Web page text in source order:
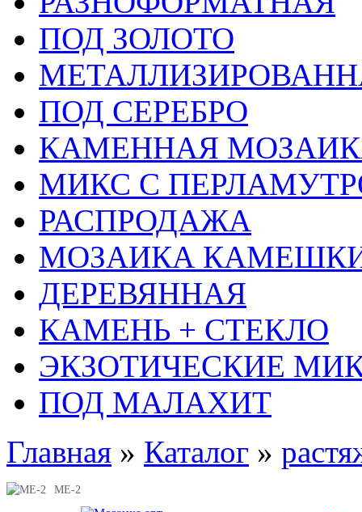
ПОД ЗОЛОТО
ПОД СЕРЕБРО
КАМЕННАЯ
МИКС С
РАСПРОДАЖА
МОЗАИКА
ДЕРЕВЯННАЯ
КАМЕНЬ + СТЕКЛО
ЭКЗОТИЧЕСКИЕ
ПОД МАЛАХИТ
Главная » Каталог »
ME-2